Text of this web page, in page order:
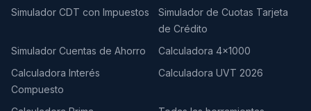
Simulador CDT con Impuestos
Simulador de Cuotas Tarjeta
de Crédito
Simulador Cuentas de Ahorro
Calculadora 4×1000
Calculadora Interés
Compuesto
Calculadora UVT 2026